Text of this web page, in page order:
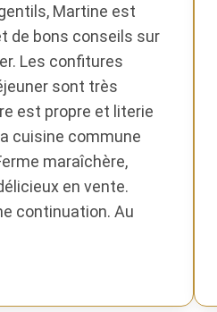
Martine est
de bons conseils sur
Les confitures
sont très
est propre et literie
cuisine commune
maraîchère,
en vente.
continuation. Au